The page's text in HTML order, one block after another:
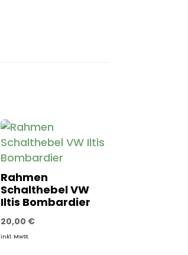
Rahmen
Schalthebel VW
Iltis Bombardier
20,00 €
inkl. MwSt.